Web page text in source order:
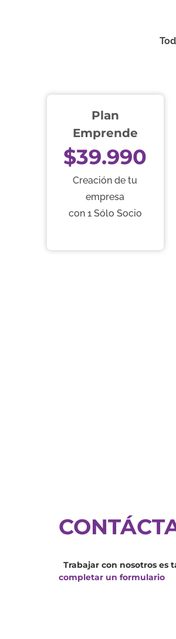
Plan
Emprende
$39.990
Creación de tu
empresa
con 1 Sólo Socio
Trabajar con nosotros es
completar un formulario